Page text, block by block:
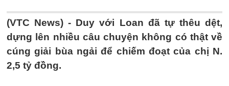
(VTC News) - Duy với Loan đã tự thêu dệt,
dựng lên nhiều câu chuyện không có thật về
cúng giải bùa ngải để chiếm đoạt của chị N.
2,5 tỷ đồng.